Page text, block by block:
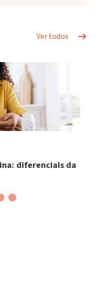
Ver todos
diferenciais da